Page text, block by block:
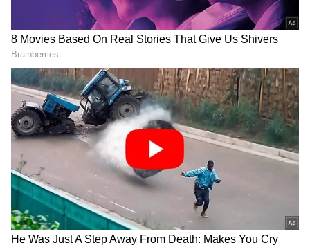
Related Articles
Krishi Thapanda-Vaishak Death: ಕೃಷಿ ತಾಪಂಡ
ಸುತ್ತ ಅನುಮಾನದ ಹುತ್ತ; ತಕ್ಷಣವೇ ನಡೆಯಲಿದೆಯಾ
ನಟಿಯ ವಿಚಾರಣೆ?
DOWNLOAD APP
RECOMMENDED STORIES